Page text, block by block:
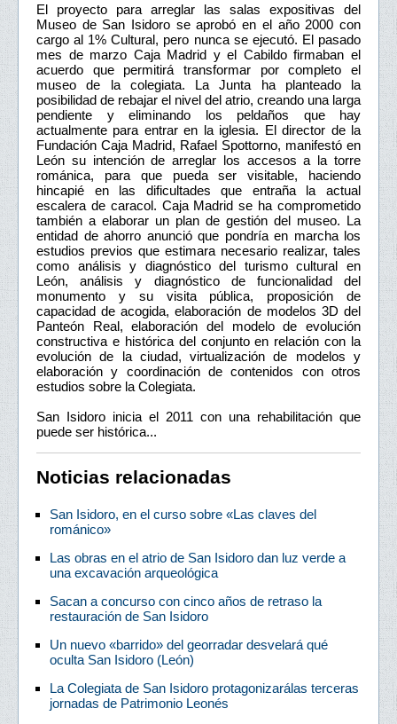
El proyecto para arreglar las salas expositivas del
Museo de San Isidoro se aprobó en el año 2000 con
cargo al 1% Cultural, pero nunca se ejecutó. El pasado
mes de marzo Caja Madrid y el Cabildo firmaban el
acuerdo que permitirá transformar por completo el
museo de la colegiata. La Junta ha planteado la
posibilidad de rebajar el nivel del atrio, creando una larga
pendiente y eliminando los peldaños que hay
actualmente para entrar en la iglesia. El director de la
Fundación Caja Madrid, Rafael Spottorno, manifestó en
León su intención de arreglar los accesos a la torre
románica, para que pueda ser visitable, haciendo
hincapié en las dificultades que entraña la actual
escalera de caracol. Caja Madrid se ha comprometido
también a elaborar un plan de gestión del museo. La
entidad de ahorro anunció que pondría en marcha los
estudios previos que estimara necesario realizar, tales
como análisis y diagnóstico del turismo cultural en
León, análisis y diagnóstico de funcionalidad del
monumento y su visita pública, proposición de
capacidad de acogida, elaboración de modelos 3D del
Panteón Real, elaboración del modelo de evolución
constructiva e histórica del conjunto en relación con la
evolución de la ciudad, virtualización de modelos y
elaboración y coordinación de contenidos con otros
estudios sobre la Colegiata.
San Isidoro inicia el 2011 con una rehabilitación que
puede ser histórica...
Noticias relacionadas
San Isidoro, en el curso sobre «Las claves del
románico»
Las obras en el atrio de San Isidoro dan luz verde a
una excavación arqueológica
Sacan a concurso con cinco años de retraso la
restauración de San Isidoro
Un nuevo «barrido» del georradar desvelará qué
oculta San Isidoro (León)
La Colegiata de San Isidoro protagonizarálas terceras
jornadas de Patrimonio Leonés